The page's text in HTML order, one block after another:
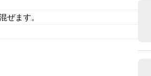
ぜます。